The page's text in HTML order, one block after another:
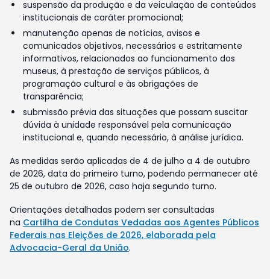
suspensão da produção e da veiculação de conteúdos
institucionais de caráter promocional;
manutenção apenas de notícias, avisos e
comunicados objetivos, necessários e estritamente
informativos, relacionados ao funcionamento dos
museus, à prestação de serviços públicos, à
programação cultural e às obrigações de
transparência;
submissão prévia das situações que possam suscitar
dúvida à unidade responsável pela comunicação
institucional e, quando necessário, à análise jurídica.
As medidas serão aplicadas de 4 de julho a 4 de outubro
de 2026, data do primeiro turno, podendo permanecer até
25 de outubro de 2026, caso haja segundo turno.
Orientações detalhadas podem ser consultadas
na Cartilha de Condutas Vedadas aos Agentes Públicos
Federais nas Eleições de 2026, elaborada pela
Advocacia-Geral da União.